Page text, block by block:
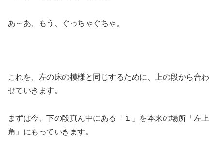
あ～あ、もう、ぐっちゃぐちゃ。
これを、左の床の模様と同じするために、上の段から合わ
せていきます。
まずは今、下の段真ん中にある「１」を本来の場所「左上
角」にもっていきます。